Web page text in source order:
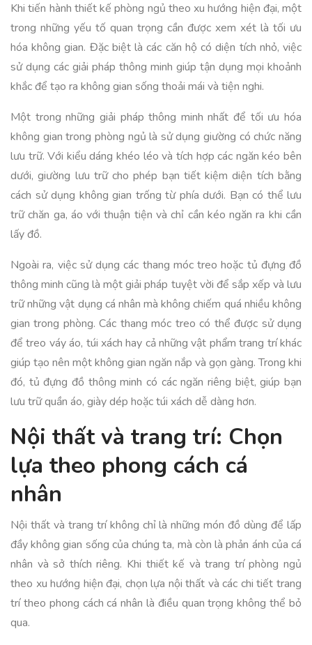
Khi tiến hành thiết kế phòng ngủ theo xu hướng hiện đại, một
trong những yếu tố quan trọng cần được xem xét là tối ưu
hóa không gian. Đặc biệt là các căn hộ có diện tích nhỏ, việc
sử dụng các giải pháp thông minh giúp tận dụng mọi khoảnh
khắc để tạo ra không gian sống thoải mái và tiện nghi.
Một trong những giải pháp thông minh nhất để tối ưu hóa
không gian trong phòng ngủ là sử dụng giường có chức năng
lưu trữ. Với kiểu dáng khéo léo và tích hợp các ngăn kéo bên
dưới, giường lưu trữ cho phép bạn tiết kiệm diện tích bằng
cách sử dụng không gian trống từ phía dưới. Bạn có thể lưu
trữ chăn ga, áo với thuận tiện và chỉ cần kéo ngăn ra khi cần
lấy đồ.
Ngoài ra, việc sử dụng các thang móc treo hoặc tủ đựng đồ
thông minh cũng là một giải pháp tuyệt vời để sắp xếp và lưu
trữ những vật dụng cá nhân mà không chiếm quá nhiều không
gian trong phòng. Các thang móc treo có thể được sử dụng
để treo váy áo, túi xách hay cả những vật phẩm trang trí khác
giúp tạo nên một không gian ngăn nắp và gọn gàng. Trong khi
đó, tủ đựng đồ thông minh có các ngăn riêng biệt, giúp bạn
lưu trữ quần áo, giày dép hoặc túi xách dễ dàng hơn.
Nội thất và trang trí: Chọn
lựa theo phong cách cá
nhân
Nội thất và trang trí không chỉ là những món đồ dùng để lấp
đầy không gian sống của chúng ta, mà còn là phản ánh của cá
nhân và sở thích riêng. Khi thiết kế và trang trí phòng ngủ
theo xu hướng hiện đại, chọn lựa nội thất và các chi tiết trang
trí theo phong cách cá nhân là điều quan trọng không thể bỏ
qua.